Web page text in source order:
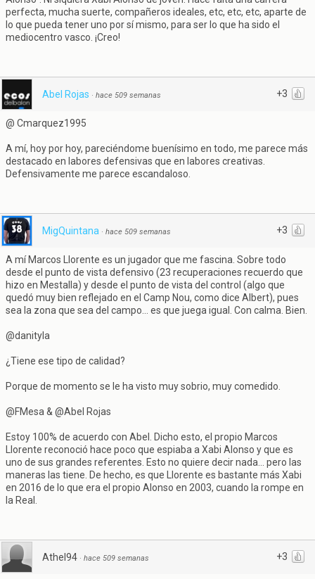
perfecta, mucha suerte, compañeros ideales, etc, etc, etc, aparte de
lo que pueda tener uno por sí mismo, para ser lo que ha sido el
mediocentro vasco. ¡Creo!
+3
Abel Rojas · hace 509 semanas
@ Cmarquez1995
A mí, hoy por hoy, pareciéndome buenísimo en todo, me parece más
destacado en labores defensivas que en labores creativas.
Defensivamente me parece escandaloso.
+3
MigQuintana · hace 509 semanas
A mí Marcos Llorente es un jugador que me fascina. Sobre todo
desde el punto de vista defensivo (23 recuperaciones recuerdo que
hizo en Mestalla) y desde el punto de vista del control (algo que
quedó muy bien reflejado en el Camp Nou, como dice Albert), pues
sea la zona que sea del campo... es que juega igual. Con calma. Bien.
@danityla
¿Tiene ese tipo de calidad?
Porque de momento se le ha visto muy sobrio, muy comedido.
@FMesa & @Abel Rojas
Estoy 100% de acuerdo con Abel. Dicho esto, el propio Marcos
Llorente reconoció hace poco que espiaba a Xabi Alonso y que es
uno de sus grandes referentes. Esto no quiere decir nada... pero las
maneras las tiene. De hecho, es que Llorente es bastante más Xabi
en 2016 de lo que era el propio Alonso en 2003, cuando la rompe en
la Real.
+3
Athel94 · hace 509 semanas